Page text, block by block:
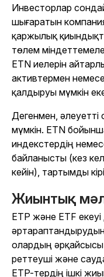
Инвесторлар
шығаратын
қаржылық
төлем
ETN иелерін
активтермен
қалдыруы мүмкін
Дегенмен,
мүмкін. ETN бойынша
индекстердің
байланысты (кез
кейін), тартымды
Жиынтық
ETP және ETF
олардың әрқайсысы
реттеуші және
ETP-тердің ішкі